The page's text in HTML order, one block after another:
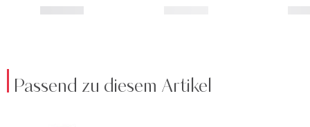
Passend zu diesem Artikel